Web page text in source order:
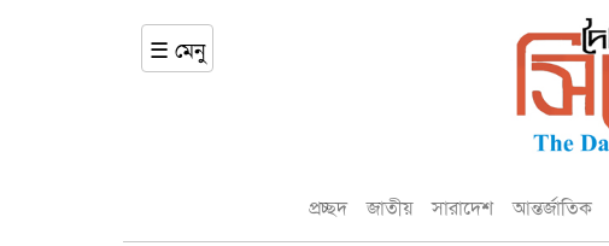
☰ মেনু
প্রচ্ছদ জাতীয় সারাদেশ আন্তর্জাতিক